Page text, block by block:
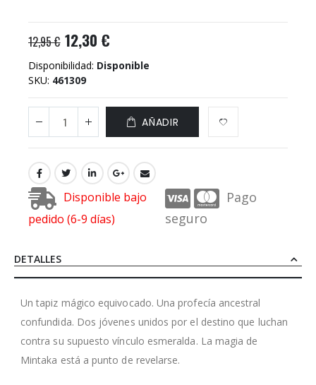
12,95 € 12,30 €
Disponibilidad: Disponible
SKU 461309
AÑADIR
Disponible bajo
pedido (6-9 días)
Pago
seguro
DETALLES
Un tapiz mágico equivocado. Una profecía ancestral
confundida. Dos jóvenes unidos por el destino que luchan
contra su supuesto vínculo esmeralda. La magia de
Mintaka está a punto de revelarse.